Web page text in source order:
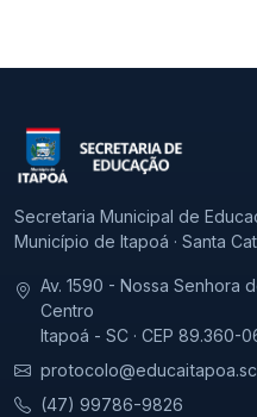
Secretaria Municipal de
Município de Itapoá · Santa
Av. 1590 - Nossa Senhora
Centro
Itapoá - SC · CEP 89.360-
(47) 99786-9826